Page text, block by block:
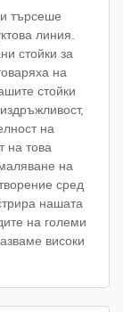
търсеше
линия.
стойки за
на
стойки
на
на това
на
сред
нашата
на големи
високи